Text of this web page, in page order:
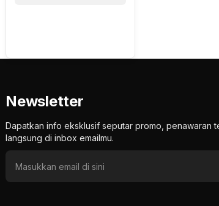
Newsletter
Dapatkan info eksklusif seputar promo, penawaran
langsung di inbox emailmu.